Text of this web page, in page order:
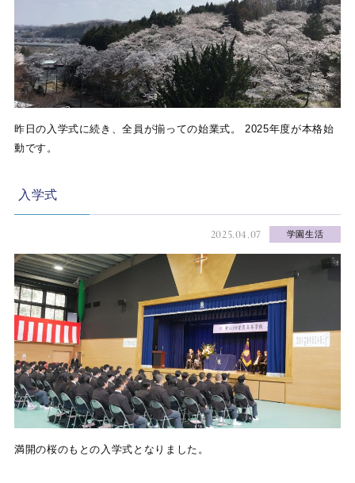
昨日の入学式に続き、全員が揃っての始業式。 2025年度が本格始
動です。
入学式
2025.04.07 学園生活
満開の桜のもとの入学式となりました。